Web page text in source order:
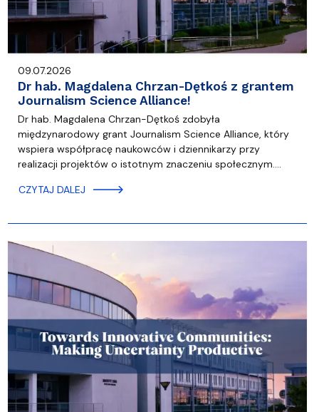
09.07.2026
Dr hab. Magdalena Chrzan-Dętkoś z grantem
Journalism Science Alliance!
Dr hab. Magdalena Chrzan-Dętkoś zdobyła
międzynarodowy grant Journalism Science Alliance, który
wspiera współpracę naukowców i dziennikarzy przy
realizacji projektów o istotnym znaczeniu społecznym.…
CZYTAJ DALEJ